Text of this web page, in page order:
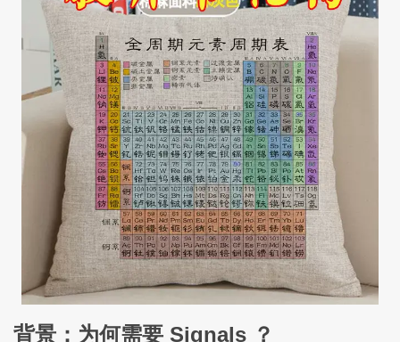
背景：为何需要 Signals ？